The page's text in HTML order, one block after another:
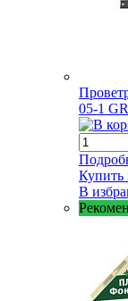
05-1
Купить
В